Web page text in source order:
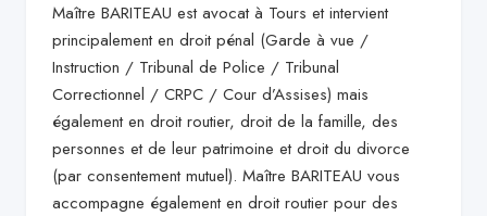
Maître BARITEAU est avocat à Tours et intervient
principalement en droit pénal (Garde à vue /
Instruction / Tribunal de Police / Tribunal
Correctionnel / CRPC / Cour d’Assises) mais
également en droit routier, droit de la famille, des
personnes et de leur patrimoine et droit du divorce
(par consentement mutuel). Maître BARITEAU vous
accompagne également en droit routier pour des